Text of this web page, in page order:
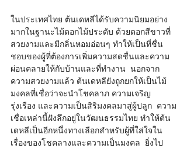
ในประเทศไทย ต้นเดหลีได้รับความนิยมอย่าง
มากในฐานะไม้ดอกไม้ประดับ ด้วยดอกสีขาวที่
สวยงามและมีกลิ่นหอมอ่อนๆ ทำให้เป็นที่ชื่น
ชอบของผู้ที่ต้องการเพิ่มความสดชื่นและความ
ผ่อนคลายให้กับบ้านและที่ทำงาน  นอกจาก
ความสวยงามแล้ว ต้นเดหลียังถูกยกให้เป็นไม้
มงคลที่เชื่อว่าจะนำโชคลาภ ความเจริญ
รุ่งเรือง และความเป็นสิริมงคลมาสู่ผู้ปลูก  ความ
เชื่อเหล่านี้ฝังลึกอยู่ในวัฒนธรรมไทย ทำให้ต้น
เดหลีเป็นอีกหนึ่งทางเลือกสำหรับผู้ที่ใส่ใจใน
เรื่องของโชคลางและความเป็นมงคล  ยิ่งไป